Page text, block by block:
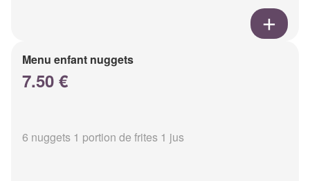
Menu enfant nuggets
7.50 €
6 nuggets 1 portion de frites 1 jus